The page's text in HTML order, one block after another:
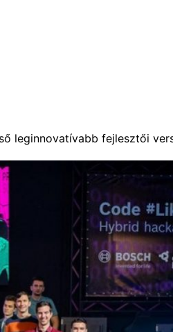
leginnovatívabb fejlesztői